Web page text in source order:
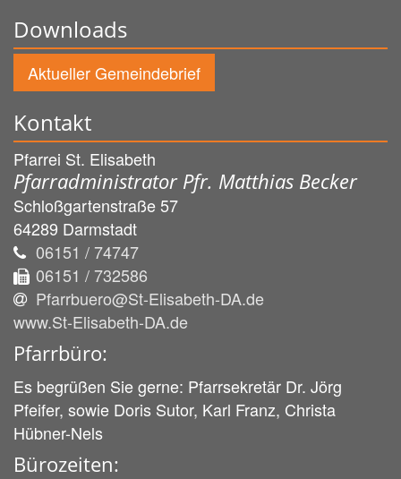
Downloads
Aktueller Gemeindebrief
Kontakt
Pfarrei St. Elisabeth
Pfarradministrator Pfr. Matthias Becker
Schloßgartenstraße 57
64289 Darmstadt
06151 / 74747
06151 / 732586
Pfarrbuero@St-Elisabeth-DA.de
www.St-Elisabeth-DA.de
Pfarrbüro:
Es begrüßen Sie gerne: Pfarrsekretär Dr. Jörg
Pfeifer, sowie Doris Sutor, Karl Franz, Christa
Hübner-Nels
Bürozeiten: